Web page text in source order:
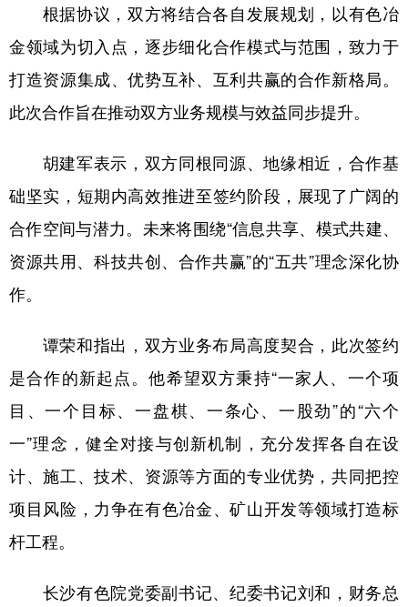
多语种频道
English Español Français عربى
根据协议，双方将结合各自发展规划，以有色冶
金领域为切入点，逐步细化合作模式与范围，致力于
打造资源集成、优势互补、互利共赢的合作新格局。
此次合作旨在推动双方业务规模与效益同步提升。
胡建军表示，双方同根同源、地缘相近，合作基
础坚实，短期内高效推进至签约阶段，展现了广阔的
合作空间与潜力。未来将围绕“信息共享、模式共建、
资源共用、科技共创、合作共赢”的“五共”理念深化协
作。
谭荣和指出，双方业务布局高度契合，此次签约
是合作的新起点。他希望双方秉持“一家人、一个项
目、一个目标、一盘棋、一条心、一股劲”的“六个
一”理念，健全对接与创新机制，充分发挥各自在设
计、施工、技术、资源等方面的专业优势，共同把控
项目风险，力争在有色冶金、矿山开发等领域打造标
杆工程。
长沙有色院党委副书记、纪委书记刘和，财务总